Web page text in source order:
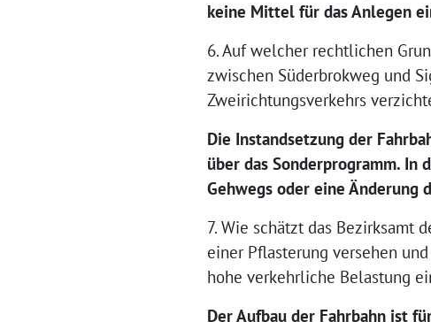
keine Mittel für das Anlegen
6. Auf welcher rechtlichen
zwischen Süderbrokweg und
Zweirichtungsverkehrs
Die Instandsetzung der
über das Sonderprogramm. In
Gehwegs oder eine
7. Wie schätzt das Bezirksamt
einer Pflasterung versehen
hohe verkehrliche Belastung
Der Aufbau der Fahrbahn ist